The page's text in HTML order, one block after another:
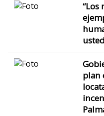
“Los
plan